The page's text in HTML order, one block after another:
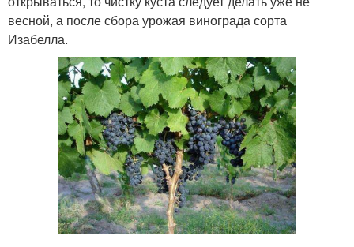
весной, а после сбора урожая винограда сорта
Изабелла.